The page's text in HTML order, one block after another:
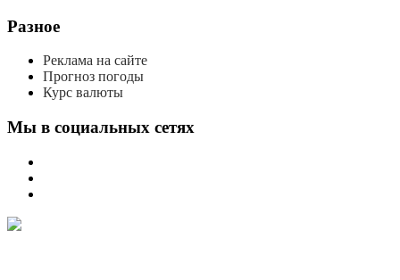
Разное
Реклама на сайте
Прогноз погоды
Курс валюты
Мы в социальных сетях